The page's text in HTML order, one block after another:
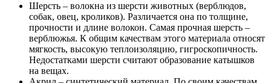
Шерсть – волокна из шерсти животных (верблюдов,
собак, овец, кроликов). Различается она по толщине,
прочности и длине волокон. Самая прочная шерсть –
верблюжья. К общим качествам этого материала относят
мягкость, высокую теплоизоляцию, гигроскопичность.
Недостатками шерсти считают образование катышков
на вещах.